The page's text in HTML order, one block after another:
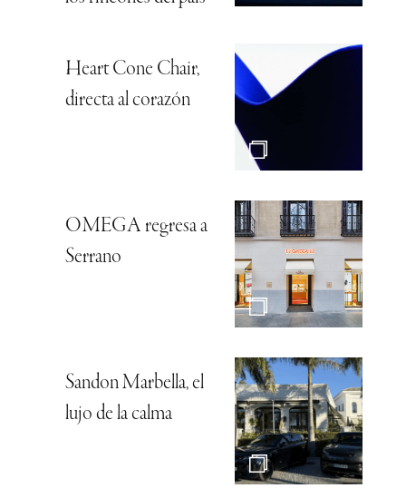
Heart Cone Chair,
directa al corazón
OMEGA regresa a
Serrano
Sandon Marbella, el
lujo de la calma